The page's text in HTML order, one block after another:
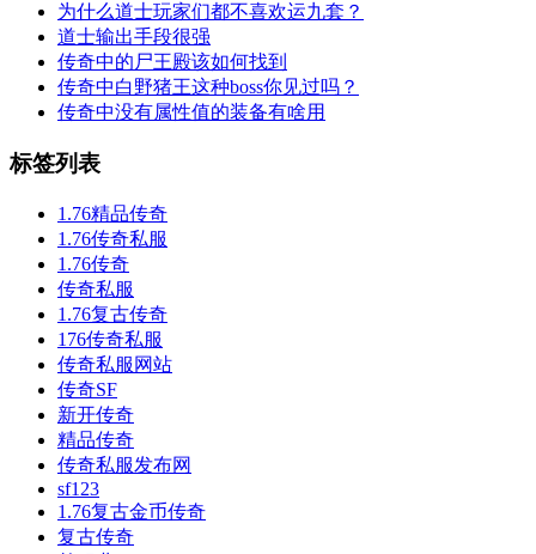
为什么道士玩家们都不喜欢运九套？
道士输出手段很强
传奇中的尸王殿该如何找到
传奇中白野猪王这种boss你见过吗？
传奇中没有属性值的装备有啥用
标签列表
1.76精品传奇
1.76传奇私服
1.76传奇
传奇私服
1.76复古传奇
176传奇私服
传奇私服网站
传奇SF
新开传奇
精品传奇
传奇私服发布网
sf123
1.76复古金币传奇
复古传奇